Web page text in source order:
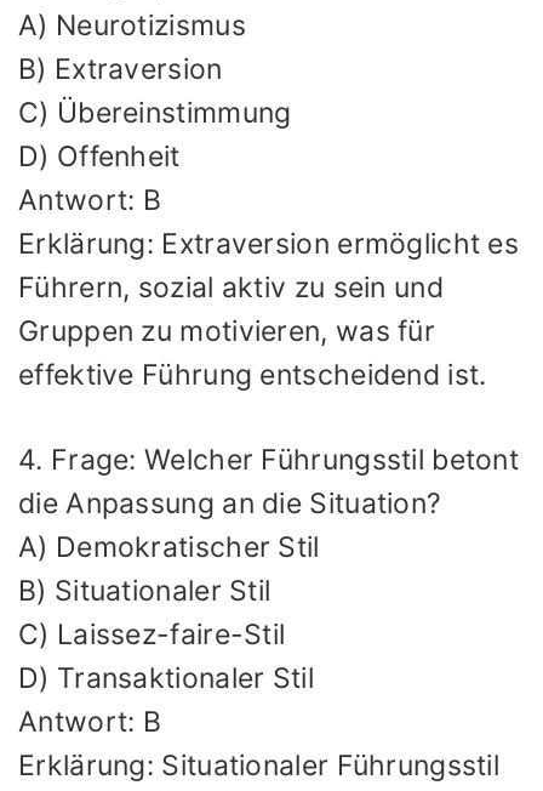
A) Neurotizismus
B) Extraversion
C) Übereinstimmung
D) Offenheit
Antwort: B
Erklärung: Extraversion ermöglicht es
Führern, sozial aktiv zu sein und
Gruppen zu motivieren, was für
effektive Führung entscheidend ist.
4. Frage: Welcher Führungsstil betont
die Anpassung an die Situation?
A) Demokratischer Stil
B) Situationaler Stil
C) Laissez-faire-Stil
D) Transaktionaler Stil
Antwort: B
Erklärung: Situationaler Führungsstil